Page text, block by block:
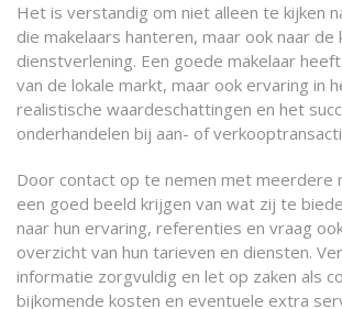
Het is verstandig om niet alleen te kijken
die makelaars hanteren, maar ook naar de
dienstverlening. Een goede makelaar
van de lokale markt, maar ook ervaring in
realistische waardeschattingen en het
onderhandelen bij aan- of
Door contact op te nemen met meerdere
een goed beeld krijgen van wat zij te
naar hun ervaring, referenties en vraag
overzicht van hun tarieven en diensten.
informatie zorgvuldig en let op zaken als
bijkomende kosten en eventuele extra